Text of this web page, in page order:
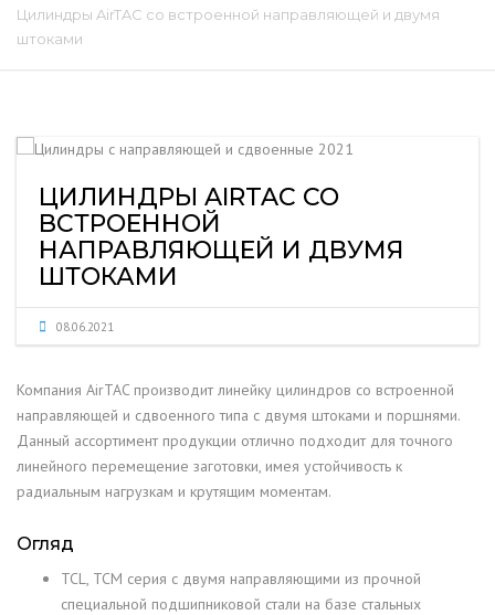
Цилиндры AirTAC со встроенной направляющей и двумя
штоками
ЦИЛИНДРЫ AIRTAC СО
ВСТРОЕННОЙ
НАПРАВЛЯЮЩЕЙ И ДВУМЯ
ШТОКАМИ
08.06.2021
Компания AirTAC производит линейку цилиндров со встроенной
направляющей и сдвоенного типа с двумя штоками и поршнями.
Данный ассортимент продукции отлично подходит для точного
линейного перемещение заготовки, имея устойчивость к
радиальным нагрузкам и крутящим моментам.
Огляд
TCL, TCM серия с двумя направляющими из прочной
специальной подшипниковой стали на базе стальных